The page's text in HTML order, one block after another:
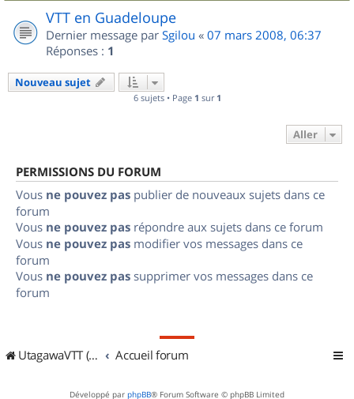
VTT en Guadeloupe
Dernier message par Sgilou « 07 mars 2008, 06:37
Réponses : 1
Nouveau sujet
6 sujets • Page 1 sur 1
Aller
PERMISSIONS DU FORUM
Vous ne pouvez pas publier de nouveaux sujets dans ce
forum
Vous ne pouvez pas répondre aux sujets dans ce forum
Vous ne pouvez pas modifier vos messages dans ce
forum
Vous ne pouvez pas supprimer vos messages dans ce
forum
UtagawaVTT (Randos VTT et VTTAE avec traces GPS) Accueil forum
Développé par phpBB® Forum Software © phpBB Limited